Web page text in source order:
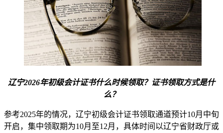
辽宁2026年初级会计证书什么时候领取？证书领取方式是什
么？
参考2025年的情况，辽宁初级会计证书领取通道预计10月中旬
开启，集中领取期为10月至12月，具体时间以辽宁省财政厅或